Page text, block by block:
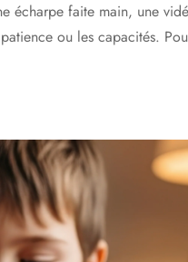
faite main, une
ou les capacités.